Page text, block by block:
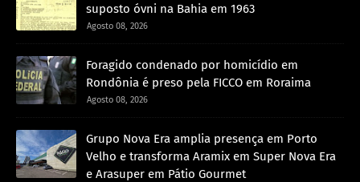
suposto óvni na Bahia em 1963
Agosto 08, 2026
Foragido condenado por homicídio em
Rondônia é preso pela FICCO em Roraima
Agosto 08, 2026
Grupo Nova Era amplia presença em Porto
Velho e transforma Aramix em Super Nova Era
e Arasuper em Pátio Gourmet